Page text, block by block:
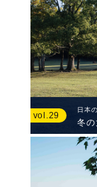
vol.29
日本
冬の